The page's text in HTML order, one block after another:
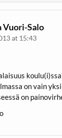
Vuori-Salo
at 15:43
on vain
on